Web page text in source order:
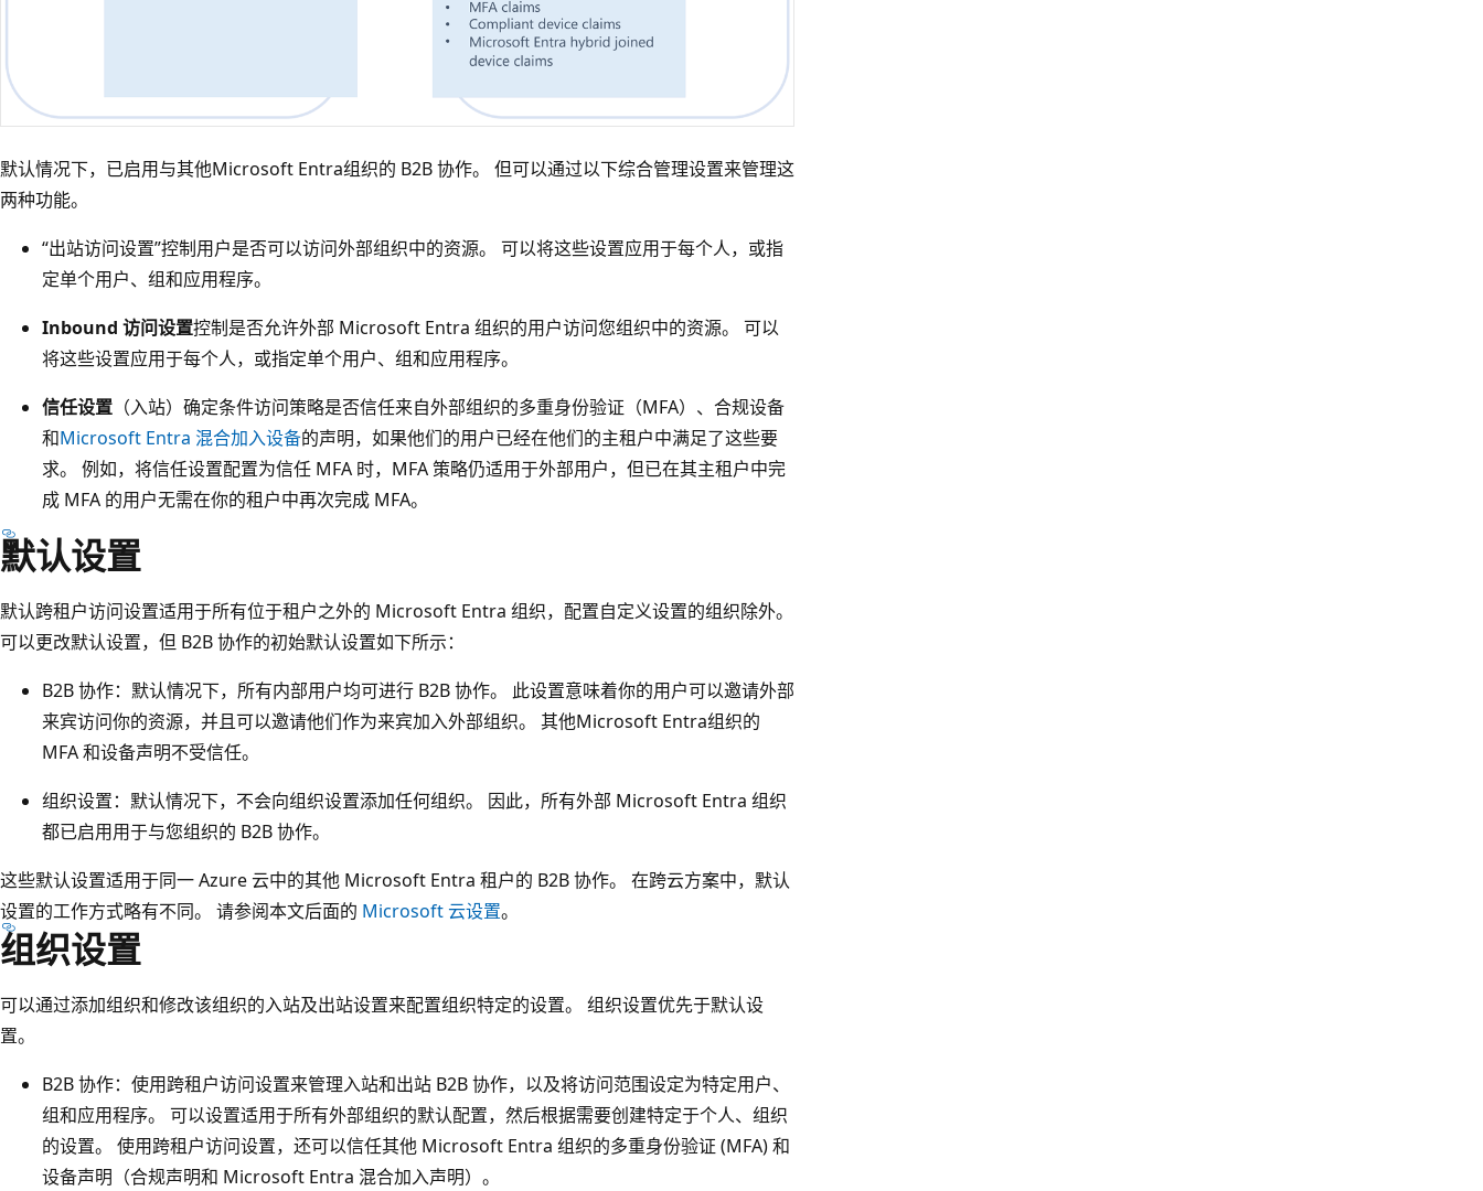
默认情况下，已启用与其他Microsoft Entra组织的 B2B 协作。 但可以通过以下综合管理设置来管理这
两种功能。
“出站访问设置”控制用户是否可以访问外部组织中的资源。 可以将这些设置应用于每个人，或指
定单个用户、组和应用程序。
Inbound 访问设置控制是否允许外部 Microsoft Entra 组织的用户访问您组织中的资源。 可以
将这些设置应用于每个人，或指定单个用户、组和应用程序。
信任设置 （入站）确定条件访问策略是否信任来自外部组织的多重身份验证（MFA）、合规设备
和Microsoft Entra 混合加入设备的声明，如果他们的用户已经在他们的主租户中满足了这些要
求。 例如，将信任设置配置为信任 MFA 时，MFA 策略仍适用于外部用户，但已在其主租户中完
成 MFA 的用户无需在你的租户中再次完成 MFA。
默认设置
默认跨租户访问设置适用于所有位于租户之外的 Microsoft Entra 组织，配置自定义设置的组织除外。
可以更改默认设置，但 B2B 协作的初始默认设置如下所示：
B2B 协作：默认情况下，所有内部用户均可进行 B2B 协作。 此设置意味着你的用户可以邀请外部
来宾访问你的资源，并且可以邀请他们作为来宾加入外部组织。 其他Microsoft Entra组织的
MFA 和设备声明不受信任。
组织设置：默认情况下，不会向组织设置添加任何组织。 因此，所有外部 Microsoft Entra 组织
都已启用用于与您组织的 B2B 协作。
这些默认设置适用于同一 Azure 云中的其他 Microsoft Entra 租户的 B2B 协作。 在跨云方案中，默认
设置的工作方式略有不同。 请参阅本文后面的 Microsoft 云设置。
组织设置
可以通过添加组织和修改该组织的入站及出站设置来配置组织特定的设置。 组织设置优先于默认设
置。
B2B 协作：使用跨租户访问设置来管理入站和出站 B2B 协作，以及将访问范围设定为特定用户、
组和应用程序。 可以设置适用于所有外部组织的默认配置，然后根据需要创建特定于个人、组织
的设置。 使用跨租户访问设置，还可以信任其他 Microsoft Entra 组织的多重身份验证 (MFA) 和
设备声明（合规声明和 Microsoft Entra 混合加入声明）。